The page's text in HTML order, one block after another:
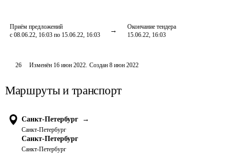
Приём предложений
с 08.06.22, 16:03 по 15.06.22, 16:03
Окончание тендера
15.06.22, 16:03
26 Изменён 16 июн 2022. Создан 8 июн 2022
Маршруты и транспорт
Санкт-Петербург →
Санкт-Петербург
Санкт-Петербург
Санкт-Петербург